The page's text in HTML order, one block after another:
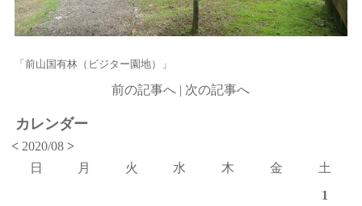
「前山国有林（ビジター園地）」
前の記事へ | 次の記事へ
カレンダー
< 2020/08>
日
月 火 水 木 金
土
1